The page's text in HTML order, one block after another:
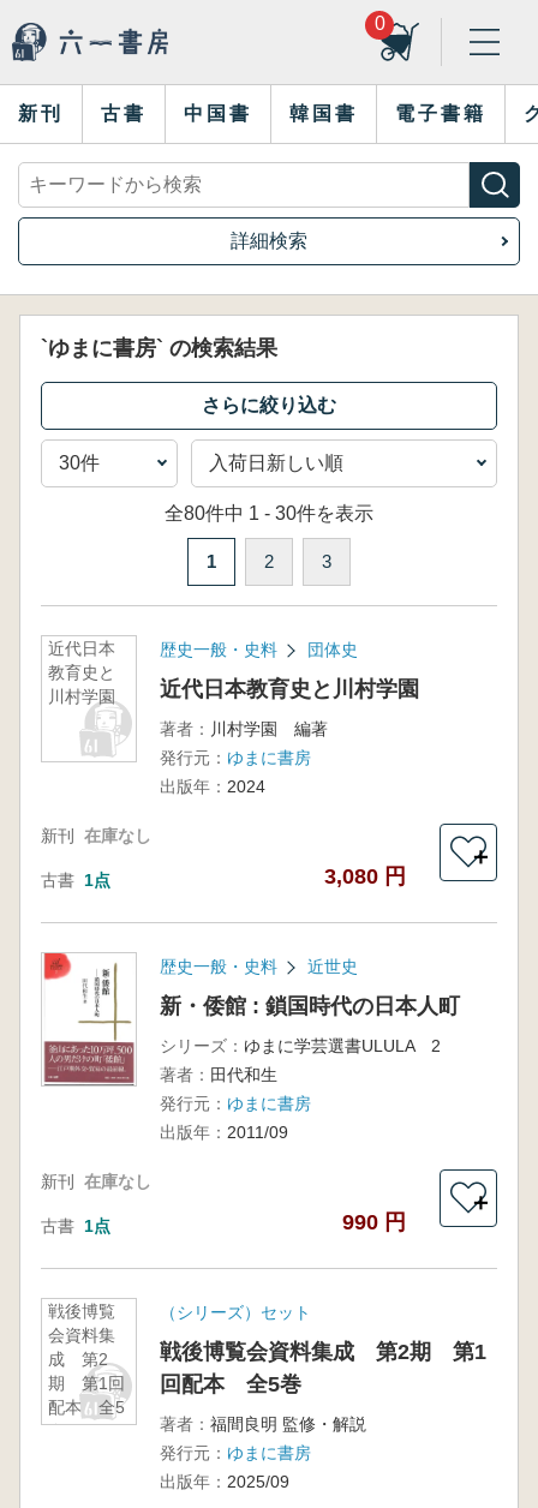
0
新刊 古書 中国書 韓国書 電子書籍
詳細検索
`ゆまに書房` の検索結果
全80件中 1 - 30件を表示
1 2 3
近代日本
教育史と
川村学園
歴史一般・史料 団体史
近代日本教育史と川村学園
著者： 川村学園 編著
発行元： ゆまに書房
出版年： 2024
新刊 在庫なし
古書 1点 3,080 円
＋
歴史一般・史料 近世史
新・倭館 : 鎖国時代の日本人町
シリーズ： ゆまに学芸選書ULULA 2
著者： 田代和生
発行元： ゆまに書房
出版年： 2011/09
新刊 在庫なし
古書 1点 990 円
＋
戦後博覧
会資料集
成 第2
期 第1回
配本 全5
巻
（シリーズ）セット
戦後博覧会資料集成 第2期 第1
回配本 全5巻
著者： 福間良明 監修・解説
発行元： ゆまに書房
出版年： 2025/09